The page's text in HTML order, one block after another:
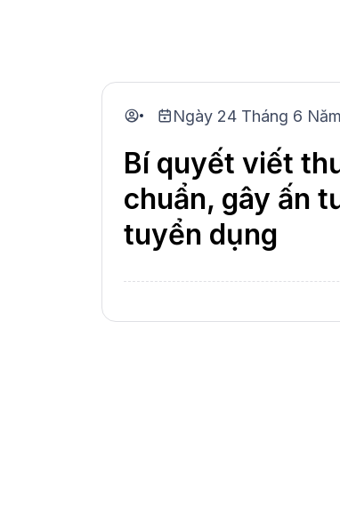
Ngày 24 Tháng 6
Bí quyết viết
chuẩn, gây ấn
tuyển dụng